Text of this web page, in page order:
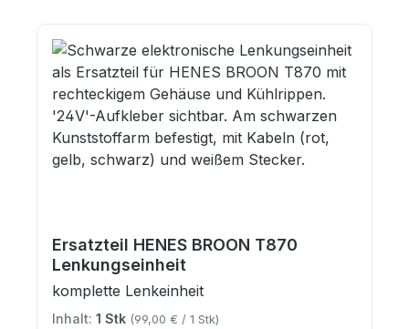
Ersatzteil HENES BROON T870
Lenkungseinheit
komplette Lenkeinheit
Inhalt: 1 Stk (99,00 € / 1 Stk)